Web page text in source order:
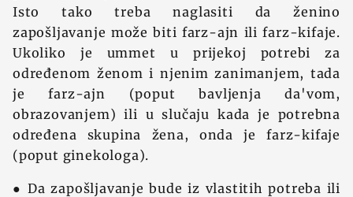
Isto tako treba naglasiti da ženino
zapošljavanje može biti farz-ajn ili farz-kifaje.
Ukoliko je ummet u prijekoj potrebi za
određenom ženom i njenim zanimanjem, tada
je farz-ajn (poput bavljenja da'vom,
obrazovanjem) ili u slučaju kada je potrebna
određena skupina žena, onda je farz-kifaje
(poput ginekologa).
● Da zapošljavanje bude iz vlastitih potreba ili